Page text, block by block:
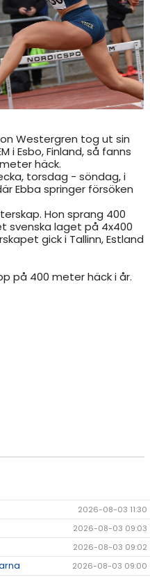
Westergren tog ut sin
i Esbo, Finland, så fanns
häck.
torsdag - söndag, i
Ebba springer försöken
Hon sprang 400
svenska laget på 4x400
gick i Tallinn, Estland
på 400 meter häck i år.
2026-08-03 11:30
2026-08-03 09:03
2026-08-03 09:02
2026-08-03 09:00